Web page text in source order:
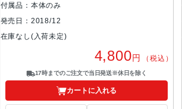
付属品：本体のみ
発売日：2018/12
在庫なし(入荷未定)
4,800円 （税込）
17時までのご注文で当日発送※休日を除く
カートに入れる